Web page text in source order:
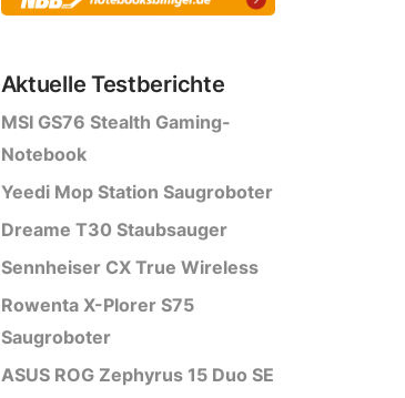
Aktuelle Testberichte
MSI GS76 Stealth Gaming-
Notebook
Yeedi Mop Station Saugroboter
Dreame T30 Staubsauger
Sennheiser CX True Wireless
Rowenta X-Plorer S75
Saugroboter
ASUS ROG Zephyrus 15 Duo SE